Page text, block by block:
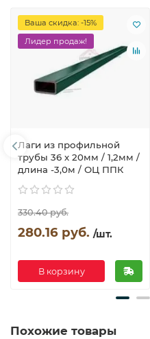
Ваша скидка: -15%
Лидер продаж!
Лаги из профильной
трубы 36 х 20мм / 1,2мм /
длина -3,0м / ОЦ ППК
330.40 руб.
280.16 руб. /шт.
В корзину
Похожие товары